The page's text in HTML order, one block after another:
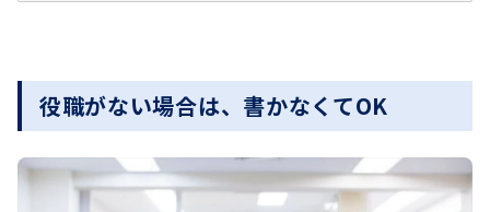
役職がない場合は、書かなくてOK